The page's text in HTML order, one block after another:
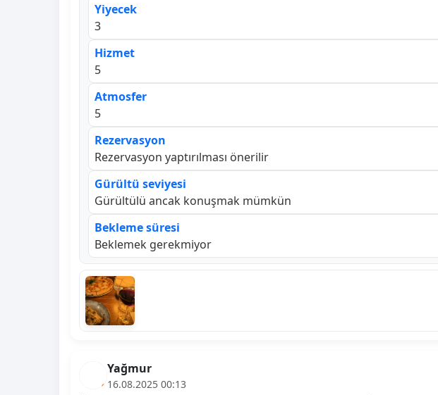
Yiyecek
3
Hizmet
5
Atmosfer
5
Rezervasyon
Rezervasyon yaptırılması önerilir
Gürültü seviyesi
Gürültülü ancak konuşmak mümkün
Bekleme süresi
Beklemek gerekmiyor
Yağmur
16.08.2025 00:13